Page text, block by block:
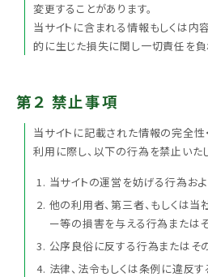
変更することがあります。
当サイトに含まれる情報もしくは内
的に生じた損失に関し一切責任を負
第２ 禁止事項
当サイトに記載された情報の完全性
利用に際し、以下の行為を禁止いたし
当サイトの運営を妨げる行為お
他の利用者、第三者、もしくは当
ー等の損害を与える行為または
公序良俗に反する行為またはそ
法律、法令もしくは条例に違反す